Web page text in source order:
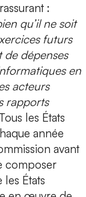
:
qu’il ne soit
futurs
de dépenses
en
acteurs
rapports
les États
année
avant
composer
États